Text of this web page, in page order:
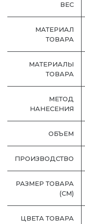
ВЕС
МАТЕРИАЛ
ТОВАРА
МАТЕРИАЛЫ
ТОВАРА
МЕТОД
НАНЕСЕНИЯ
ОБЪЕМ
ПРОИЗВОДСТВО
РАЗМЕР ТОВАРА
(СМ)
ЦВЕТА ТОВАРА